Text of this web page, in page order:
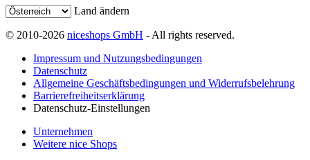
Land ändern
© 2010-2026 niceshops GmbH - All rights reserved.
Impressum und Nutzungsbedingungen
Datenschutz
Allgemeine Geschäftsbedingungen und Widerrufsbelehrung
Barrierefreiheitserklärung
Datenschutz-Einstellungen
Unternehmen
Weitere nice Shops